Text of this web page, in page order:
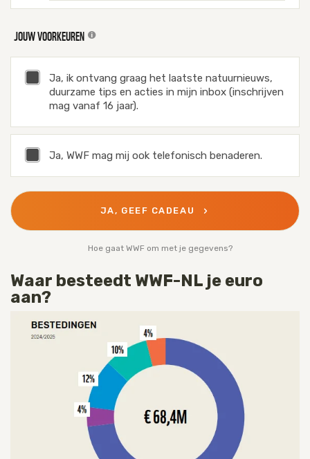
JOUW VOORKEUREN
Ja, ik ontvang graag het laatste natuurnieuws,
duurzame tips en acties in mijn inbox (inschrijven
mag vanaf 16 jaar).
Ja, WWF mag mij ook telefonisch benaderen.
JA, GEEF CADEAU
Hoe gaat WWF om met je gegevens?
Waar besteedt WWF-NL je euro
aan?